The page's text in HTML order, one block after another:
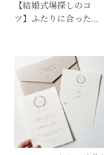
【結婚式場探しのコ
ツ】ふたりに合った…